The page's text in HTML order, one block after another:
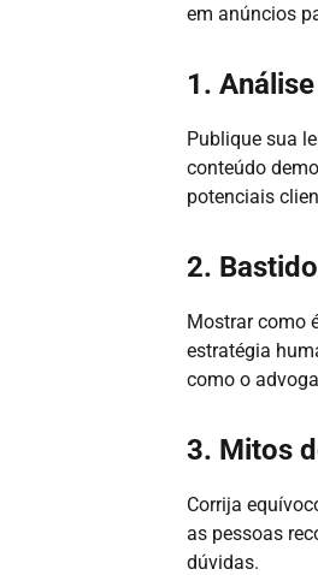
em anúncios
1.
Publique sua
conteúdo
potenciais
2.
Mostrar como
estratégia
como o
3. Mitos
Corrija
as pessoas
dúvidas.